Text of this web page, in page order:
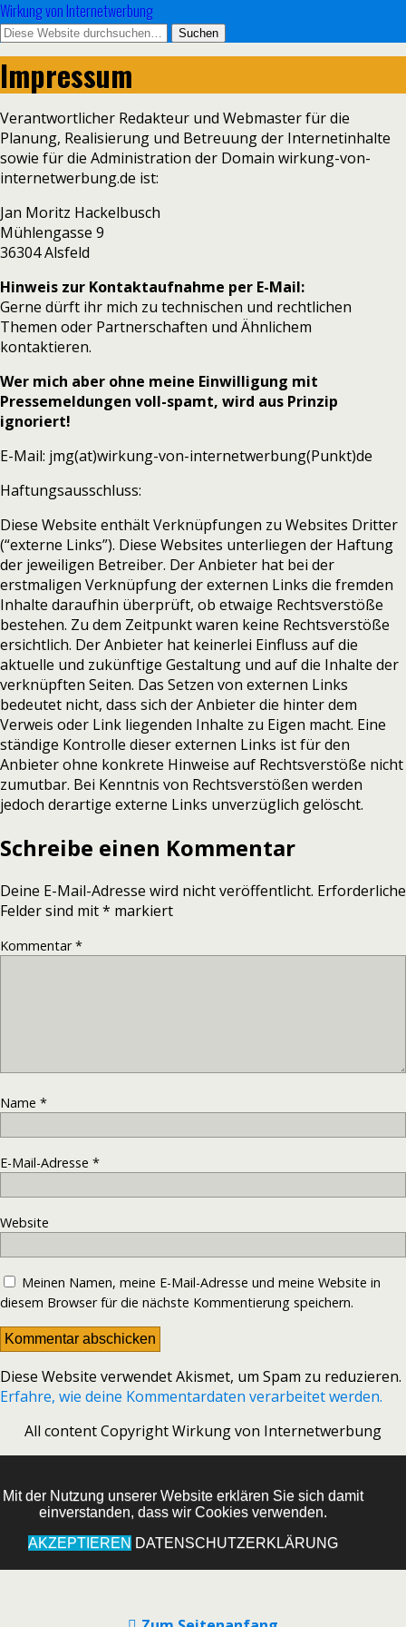
Wirkung von Internetwerbung
Impressum
Verantwortlicher Redakteur und Webmaster für die
Planung, Realisierung und Betreuung der Internetinhalte
sowie für die Administration der Domain wirkung-von-
internetwerbung.de ist:
Jan Moritz Hackelbusch
Mühlengasse 9
36304 Alsfeld
Hinweis zur Kontaktaufnahme per E-Mail:
Gerne dürft ihr mich zu technischen und rechtlichen
Themen oder Partnerschaften und Ähnlichem
kontaktieren.
Wer mich aber ohne meine Einwilligung mit
Pressemeldungen voll-spamt, wird aus Prinzip
ignoriert!
E-Mail: jmg(at)wirkung-von-internetwerbung(Punkt)de
Haftungsausschluss:
Diese Website enthält Verknüpfungen zu Websites Dritter
(“externe Links”). Diese Websites unterliegen der Haftung
der jeweiligen Betreiber. Der Anbieter hat bei der
erstmaligen Verknüpfung der externen Links die fremden
Inhalte daraufhin überprüft, ob etwaige Rechtsverstöße
bestehen. Zu dem Zeitpunkt waren keine Rechtsverstöße
ersichtlich. Der Anbieter hat keinerlei Einfluss auf die
aktuelle und zukünftige Gestaltung und auf die Inhalte der
verknüpften Seiten. Das Setzen von externen Links
bedeutet nicht, dass sich der Anbieter die hinter dem
Verweis oder Link liegenden Inhalte zu Eigen macht. Eine
ständige Kontrolle dieser externen Links ist für den
Anbieter ohne konkrete Hinweise auf Rechtsverstöße nicht
zumutbar. Bei Kenntnis von Rechtsverstößen werden
jedoch derartige externe Links unverzüglich gelöscht.
Schreibe einen Kommentar
Deine E-Mail-Adresse wird nicht veröffentlicht. Erforderliche
Felder sind mit* markiert
Kommentar*
Name *
E-Mail-Adresse *
Website
Meinen Namen, meine E-Mail-Adresse und meine Website in
diesem Browser für die nächste Kommentierung speichern.
Diese Website verwendet Akismet, um Spam zu reduzieren.
Erfahre, wie deine Kommentardaten verarbeitet werden.
All content Copyright Wirkung von Internetwerbung
Mit der Nutzung unserer Website erklären Sie sich damit
einverstanden, dass wir Cookies verwenden.
AKZEPTIEREN DATENSCHUTZERKLÄRUNG